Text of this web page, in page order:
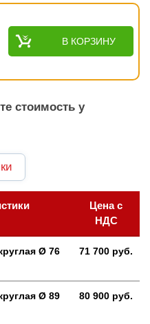
В КОРЗИНУ
стоимость у
Цена с
НДС
Ø 76
71 700 руб.
Ø 89
80 900 руб.